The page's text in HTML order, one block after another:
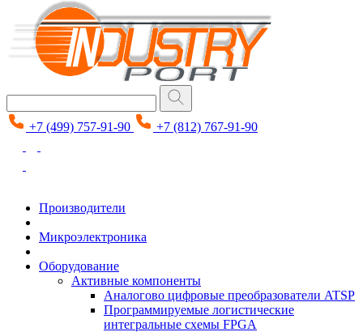
+7 (499) 757-91-90 +7 (812) 767-91-90
Производители
Микроэлектроника
Оборудование
Активные компоненты
Аналогово цифровые преобразователи ATSP
Программируемые логистические
интегральные схемы FPGA